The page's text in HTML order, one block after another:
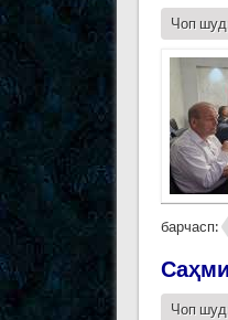
Чоп
барчасп:
Чоп